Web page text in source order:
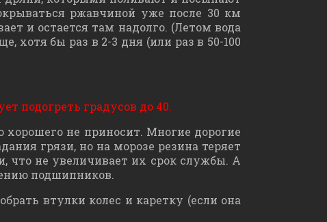
ржавчиной уже после 30 км
и остается там надолго. (Летом вода
хотя бы раз в 2-3 дня (или раз в 50-100
подогреть градусов до 40.
хорошего не приносит. Многие дорогие
грязи, но на морозе резина теряет
что не увеличивает их срок службы. А
подшипников.
втулки колес и каретку (если она